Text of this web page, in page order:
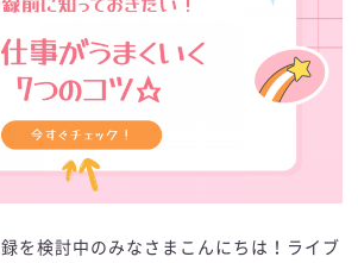
を検討中のみなさまこんにちは！ライブ